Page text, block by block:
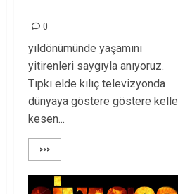
0
yıldönümünde yaşamını
yitirenleri saygıyla anıyoruz.
Tıpkı elde kılıç televizyonda
dünyaya göstere göstere kelle
kesen...
>>>